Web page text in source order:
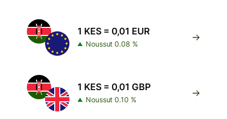
1 KES = 0,01 EUR
Noussut 0.08 %
1 KES = 0,01 GBP
Noussut 0.10 %